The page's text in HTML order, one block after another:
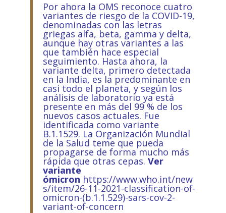
Por ahora la OMS reconoce cuatro
variantes de riesgo de la COVID-19,
denominadas con las letras
griegas alfa, beta, gamma y delta,
aunque hay otras variantes a las
que también hace especial
seguimiento. Hasta ahora, la
variante delta, primero detectada
en la India, es la predominante en
casi todo el planeta, y según los
análisis de laboratorio ya está
presente en más del 99 % de los
nuevos casos actuales. Fue
identificada como variante
B.1.1529. La Organización Mundial
de la Salud teme que pueda
propagarse de forma mucho más
rápida que otras cepas. Ver
variante
ómicron https://www.who.int/new
s/item/26-11-2021-classification-of-
omicron-(b.1.1.529)-sars-cov-2-
variant-of-concern